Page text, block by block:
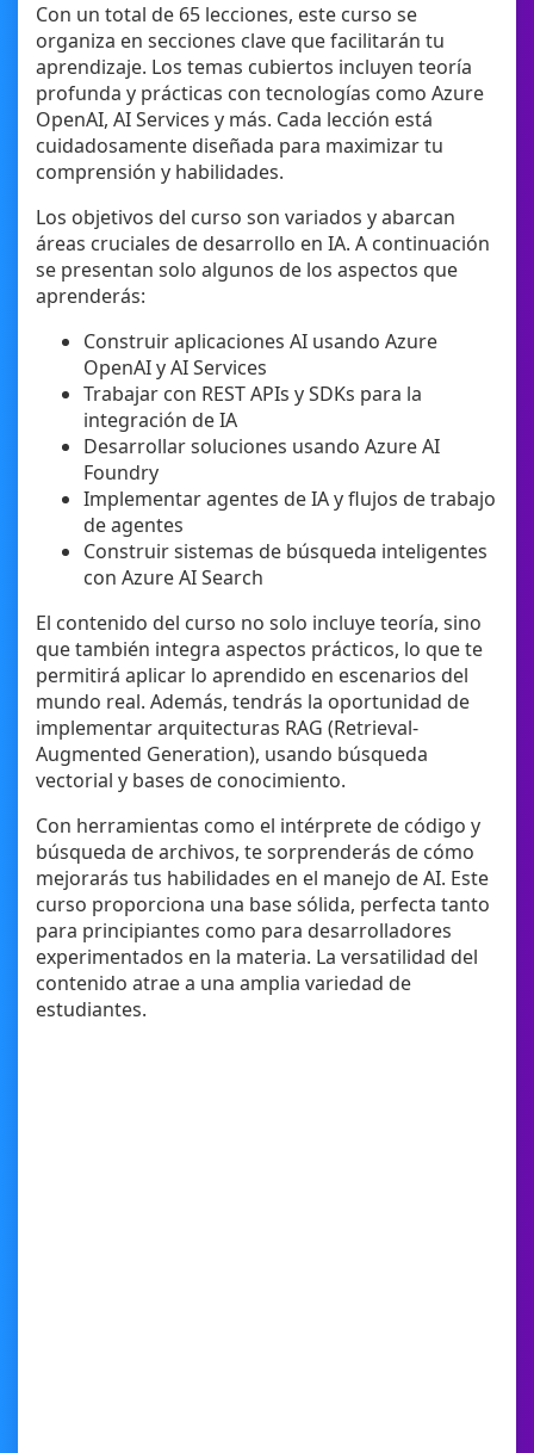
Con un total de 65 lecciones, este curso se
organiza en secciones clave que facilitarán tu
aprendizaje. Los temas cubiertos incluyen teoría
profunda y prácticas con tecnologías como Azure
OpenAI, AI Services y más. Cada lección está
cuidadosamente diseñada para maximizar tu
comprensión y habilidades.
Los objetivos del curso son variados y abarcan
áreas cruciales de desarrollo en IA. A continuación
se presentan solo algunos de los aspectos que
aprenderás:
Construir aplicaciones AI usando Azure
OpenAI y AI Services
Trabajar con REST APIs y SDKs para la
integración de IA
Desarrollar soluciones usando Azure AI
Foundry
Implementar agentes de IA y flujos de trabajo
de agentes
Construir sistemas de búsqueda inteligentes
con Azure AI Search
El contenido del curso no solo incluye teoría, sino
que también integra aspectos prácticos, lo que te
permitirá aplicar lo aprendido en escenarios del
mundo real. Además, tendrás la oportunidad de
implementar arquitecturas RAG (Retrieval-
Augmented Generation), usando búsqueda
vectorial y bases de conocimiento.
Con herramientas como el intérprete de código y
búsqueda de archivos, te sorprenderás de cómo
mejorarás tus habilidades en el manejo de AI. Este
curso proporciona una base sólida, perfecta tanto
para principiantes como para desarrolladores
experimentados en la materia. La versatilidad del
contenido atrae a una amplia variedad de
estudiantes.